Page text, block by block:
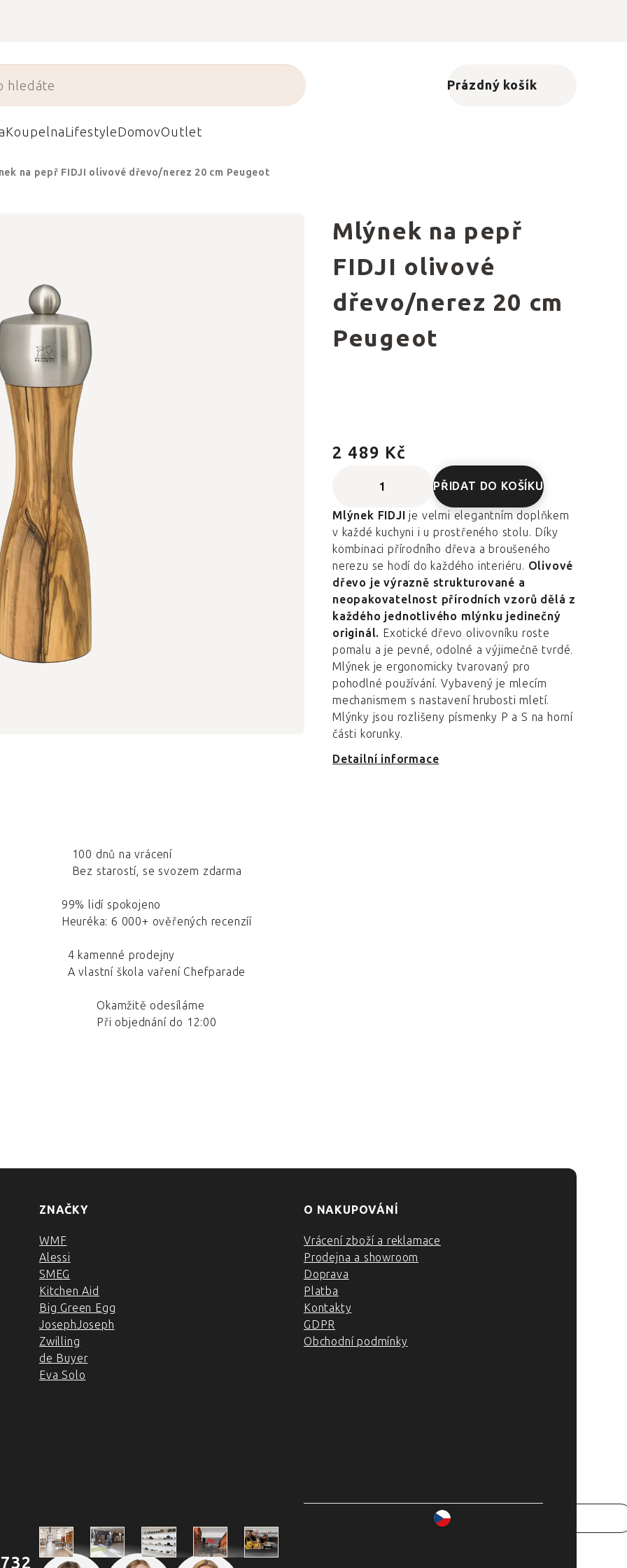
Nákupní košík
Prázdný košík
KoupelnaLifestyleDomovOutlet
na pepř FIDJI olivové dřevo/nerez 20 cm Peugeot
Mlýnek na pepř
FIDJI olivové
dřevo/nerez 20 cm
Peugeot
2 489 Kč
PŘIDAT DO KOŠÍKU
Mlýnek FIDJI je velmi elegantním doplňkem
v každé kuchyni i u prostřeného stolu. Díky
kombinaci přírodního dřeva a broušeného
nerezu se hodí do každého interiéru. Olivové
dřevo je výrazně strukturované a
neopakovatelnost přírodních vzorů dělá z
každého jednotlivého mlýnku jedinečný
originál. Exotické dřevo olivovníku roste
pomalu a je pevné, odolné a výjimečně tvrdé.
Mlýnek je ergonomicky tvarovaný pro
pohodlné používání. Vybavený je mlecím
mechanismem s nastavení hrubosti mletí.
Mlýnky jsou rozlišeny písmenky P a S na horní
části korunky.
Detailní informace
100 dnů na vrácení
Bez starostí, se svozem zdarma
99% lidí spokojeno
Heuréka: 6 000+ ověřených recenzíí
4 kamenné prodejny
A vlastní škola vaření Chefparade
Okamžitě odesíláme
Při objednání do 12:00
ZNAČKY
WMF
Alessi
SMEG
Kitchen Aid
Big Green Egg
JosephJoseph
Zwilling
de Buyer
Eva Solo
O NAKUPOVÁNÍ
Vrácení zboží a reklamace
Prodejna a showroom
Doprava
Platba
Kontakty
GDPR
Obchodní podmínky
www.chefshop.cz